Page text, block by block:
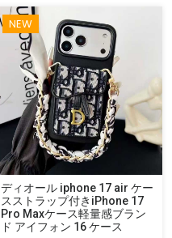
NEW
ディオール iphone 17 air ケー
スストラップ付きiPhone 17
Pro Maxケース軽量感ブラン
ド アイフォン 16 ケース